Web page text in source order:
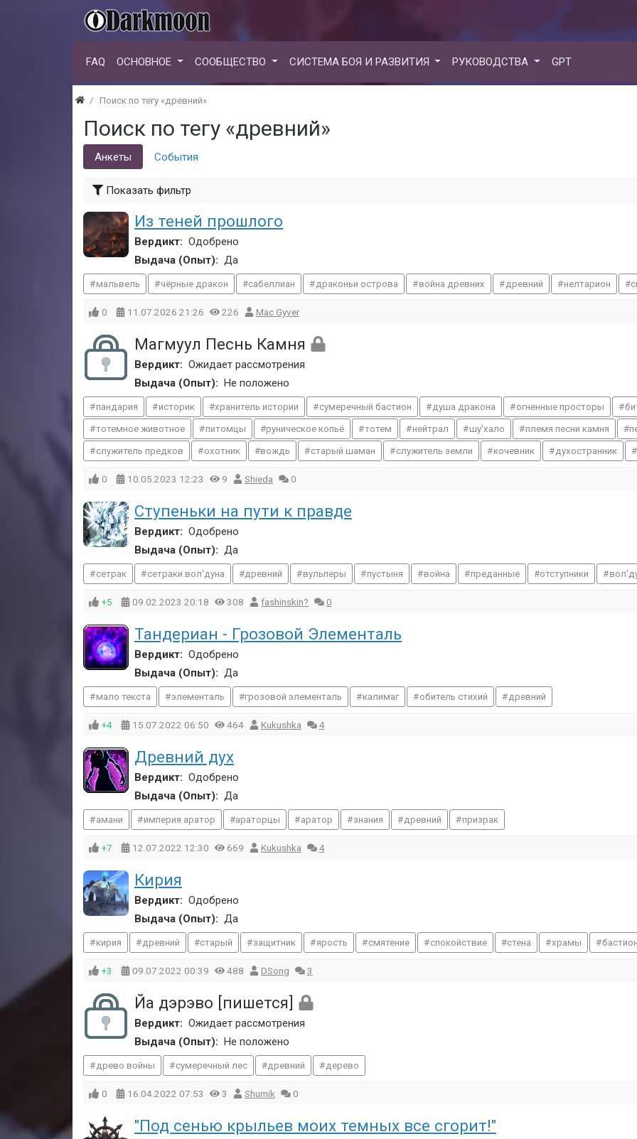
FAQ ОСНОВНОЕ СООБЩЕСТВО СИСТЕМА БОЯ И РАЗВИТИЯ РУКОВОДСТВА GPT
Поиск по тегу «древний»
Поиск по тегу «древний»
Анкеты События
Показать фильтр
Из теней прошлого
Вердикт: Одобрено
Выдача (Опыт): Да
мальвель чёрные дракон сабеллиан драконьи острова война древних древний нелтарион
0 11.07.2026 21:26 226 Mac Gyver
Магмуул Песнь Камня
Вердикт: Ожидает рассмотрения
Выдача (Опыт): Не положено
пандария историк хранитель истории сумеречный бастион душа дракона огненные просторы
тотемное животное питомцы руническое копьё тотем нейтрал шу'хало племя песни камня
служитель предков охотник вождь старый шаман служитель земли кочевник духостранник
0 10.05.2023 12:23 9 Shieda 0
Ступеньки на пути к правде
Вердикт: Одобрено
Выдача (Опыт): Да
сетрак сетраки вол'дуна древний вульперы пустыня война преданные отступники
+5 09.02.2023 20:18 308 fashinskin? 0
Тандериан - Грозовой Элементаль
Вердикт: Одобрено
Выдача (Опыт): Да
мало текста элементаль грозовой элементаль калимаг обитель стихий древний
+4 15.07.2022 06:50 464 Kukushka 4
Древний дух
Вердикт: Одобрено
Выдача (Опыт): Да
амани империя аратор араторцы аратор знания древний призрак
+7 12.07.2022 12:30 669 Kukushka 4
Кирия
Вердикт: Одобрено
Выдача (Опыт): Да
кирия древний старый защитник ярость смятение спокойствие стена храмы
+3 09.07.2022 00:39 488 DSong 3
Йа дэрэво [пишется]
Вердикт: Ожидает рассмотрения
Выдача (Опыт): Не положено
древо войны сумеречный лес древний дерево
0 16.04.2022 07:53 3 Shumik 0
"Под сенью крыльев моих темных все сгорит!"